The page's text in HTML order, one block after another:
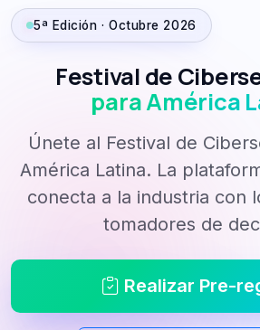
5ª Edición · Octubre 2026
Festival de
para América
Únete al Festival de
América Latina. La
conecta a la industria con
tomadores de
Realizar Pre-